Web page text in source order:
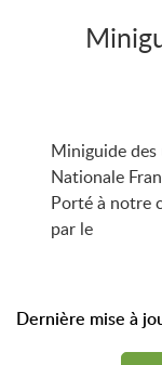
Miniguide
Nationale
Porté à notre
par le
Dernière mise à